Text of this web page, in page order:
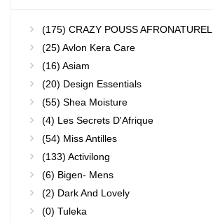
(175) CRAZY POUSS AFRONATUREL
(25) Avlon Kera Care
(16) Asiam
(20) Design Essentials
(55) Shea Moisture
(4) Les Secrets D'Afrique
(54) Miss Antilles
(133) Activilong
(6) Bigen- Mens
(2) Dark And Lovely
(0) Tuleka